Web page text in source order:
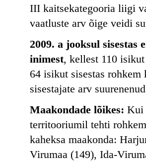
III kaitsekategooria liigi
vaatluste arv õige veidi
2009. a jooksul sisestas
inimest, kellest 110
64 isikut sisestas
sisestajate arv
Maakondade lõikes: Kui
territooriumil tehti
kaheksa maakonda:
Virumaa (149), Ida-